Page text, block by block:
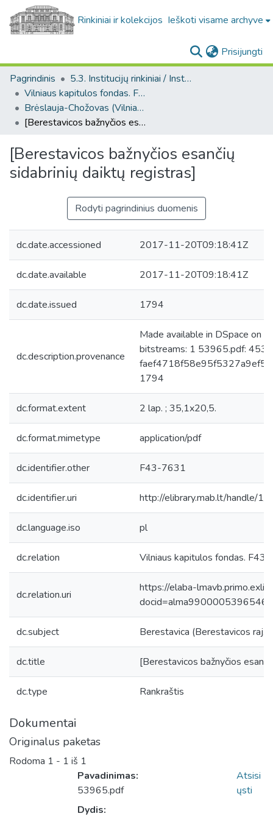
Rinkiniai ir kolekcijos Ieškoti visame archyve
Prisijungti
Pagrindinis
5.3. Institucijų rinkiniai / Institutional collections
Vilniaus kapitulos fondas. F43
Brėslauja-Chožovas (Vilniaus kapitulos fondas. F43, Bažnytinės valdos)
[Berestavicos bažnyčios esančių sidabrinių daiktų registras]
[Berestavicos bažnyčios esančių
sidabrinių daiktų registras]
Rodyti pagrindinius duomenis
dc.date.accessioned 2017-11-20T09:18:41Z
dc.date.available 2017-11-20T09:18:41Z
dc.date.issued 1794
dc.description.provenance
Made available in DSpace on
bitstreams: 1 53965.pdf:
1794
dc.format.extent 2 lap. ; 35,1x20,5.
dc.format.mimetype application/pdf
dc.identifier.other F43-7631
dc.identifier.uri http://elibrary.mab.lt/handle/1/
dc.language.iso pl
dc.relation Vilniaus kapitulos fondas. F43,
dc.relation.uri
https://elaba-
dc.subject Berestavica (Berestavicos raj.,
dc.title [Berestavicos bažnyčios
dc.type Rankraštis
Dokumentai
Originalus paketas
Rodoma 1 - 1 iš 1
Pavadinimas:
53965.pdf
Dydis:
Atsisi
ųsti